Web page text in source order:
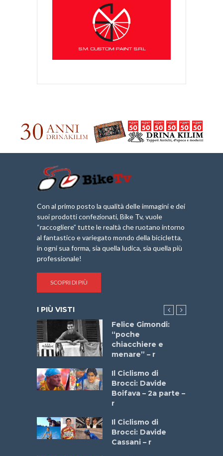
Con al primo posto la qualità delle immagini e dei
suoi prodotti confezionati, Bike Tv, vuole
“raccogliere” tutte le realtà che ruotano intorno
al fantastico e variegato mondo della bicicletta,
in ogni sua forma, sia quella ludica, sia quella più
professionale!
SCOPRI DI PIÙ
I PIÙ VISTI
Felice Gimondi:
“poche
chiacchiere e
menare” – r
Il Ciclismo di
Brocci: Davide
Boifava – 2a parte –
r
Il Ciclismo di
Brocci: Davide
Cassani – r